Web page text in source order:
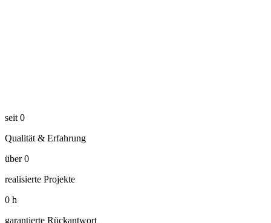
seit 0
Qualität & Erfahrung
über 0
realisierte Projekte
0 h
garantierte Rückantwort